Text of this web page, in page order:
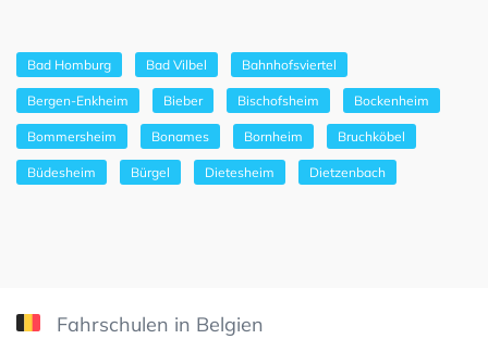
Bad Homburg Bad Vilbel Bahnhofsviertel
Bergen-Enkheim Bieber Bischofsheim Bockenheim
Bommersheim Bonames Bornheim Bruchköbel
Büdesheim Bürgel Dietesheim Dietzenbach
Fahrschulen in Belgien